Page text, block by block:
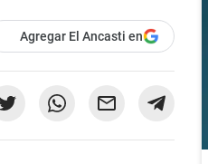
Agregar El Ancasti en